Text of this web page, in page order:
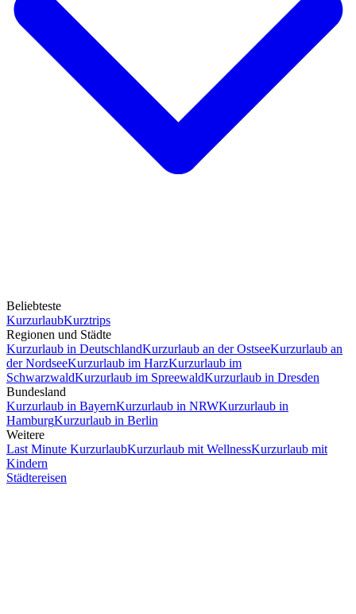
Beliebteste
KurzurlaubKurztrips
Regionen und Städte
Kurzurlaub in DeutschlandKurzurlaub an der OstseeKurzurlaub an
der NordseeKurzurlaub im HarzKurzurlaub im
SchwarzwaldKurzurlaub im SpreewaldKurzurlaub in Dresden
Bundesland
Kurzurlaub in BayernKurzurlaub in NRWKurzurlaub in
HamburgKurzurlaub in Berlin
Weitere
Last Minute KurzurlaubKurzurlaub mit WellnessKurzurlaub mit
Kindern
Städtereisen